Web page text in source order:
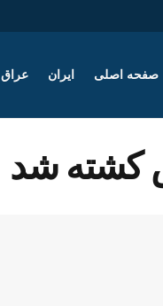
صفحه اصلی ایران عراق
کشته شد